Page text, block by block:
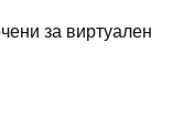
за виртуален